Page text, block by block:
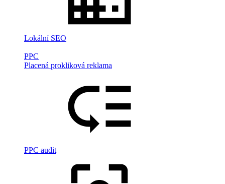
Lokální SEO
PPC
Placená prokliková reklama
PPC audit